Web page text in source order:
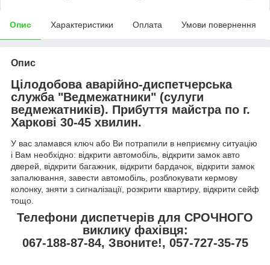
Опис Характеристики Оплата Умови повернення
Опис
Цілодобова аварійно-диспетчерська
служба "Ведмежатники" (сулуги
ведмежатників). Прибуття майстра по г.
Харкові 30-45 хвилин.
У вас зламався ключ або Ви потрапили в неприємну ситуацію
і Вам необхідно: відкрити автомобіль, відкрити замок авто
дверей, відкрити багажник, відкрити бардачок, відкрити замок
запалювання, завести автомобіль, розблокувати кермову
колонку, зняти з сигналізації, розкрити квартиру, відкрити сейф
тощо.
Телефони диспетчерів для СРОЧНОГО
виклику фахівця:
067-188-87-84, Звоните!, 057-727-35-75